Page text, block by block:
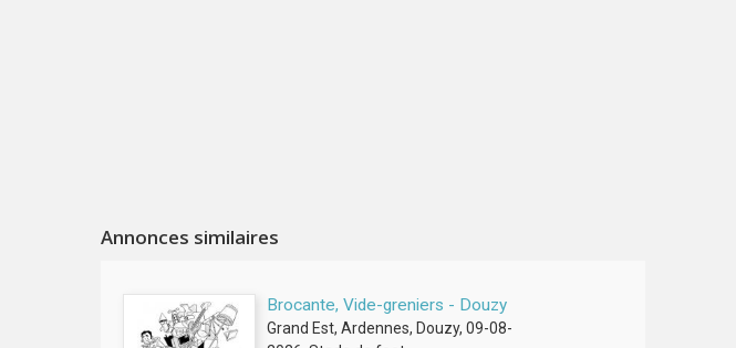
Annonces similaires
Brocante, Vide-greniers - Douzy
Grand Est, Ardennes, Douzy, 09-08-